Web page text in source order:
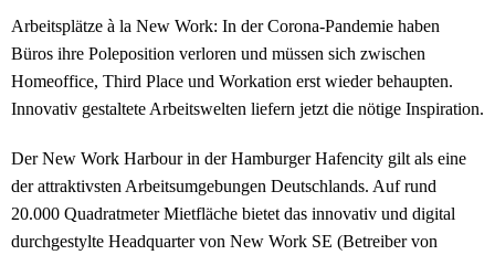
Arbeitsplätze à la New Work: In der Corona-Pandemie haben
Büros ihre Poleposition verloren und müssen sich zwischen
Homeoffice, Third Place und Workation erst wieder behaupten.
Innovativ gestaltete Arbeitswelten liefern jetzt die nötige Inspiration.
Der New Work Harbour in der Hamburger Hafencity gilt als eine
der attraktivsten Arbeitsumgebungen Deutschlands. Auf rund
20.000 Quadratmeter Mietfläche bietet das innovativ und digital
durchgestylte Headquarter von New Work SE (Betreiber von